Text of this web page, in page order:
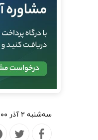
سه‌شنبه ۲ آذر ۱۴۰۰ - ۱۳:۱۱